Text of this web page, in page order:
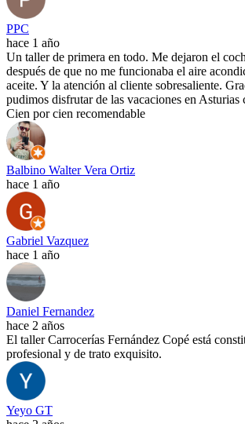
PPC
hace 1 año
Un taller de primera en todo. Me dejaron el
después de que no me funcionaba el aire
aceite. Y la atención al cliente sobresaliente.
pudimos disfrutar de las vacaciones en Asturias
Cien por cien recomendable
Balbino Walter Vera Ortiz
hace 1 año
Gabriel Vazquez
hace 1 año
Daniel Fernandez
hace 2 años
El taller Carrocerías Fernández Copé está
profesional y de trato exquisito.
Yeyo GT